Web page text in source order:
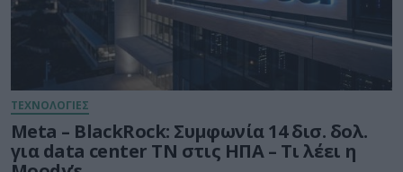
ΤΕΧΝΟΛΟΓΙΕΣ
Meta – BlackRock: Συμφωνία 14 δισ. δολ.
για data center ΤΝ στις ΗΠΑ – Τι λέει η